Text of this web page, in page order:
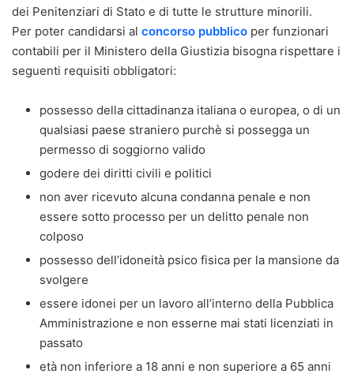
dei Penitenziari di Stato e di tutte le strutture minorili.
Per poter candidarsi al concorso pubblico per funzionari
contabili per il Ministero della Giustizia bisogna rispettare i
seguenti requisiti obbligatori:
possesso della cittadinanza italiana o europea, o di un
qualsiasi paese straniero purchè si possegga un
permesso di soggiorno valido
godere dei diritti civili e politici
non aver ricevuto alcuna condanna penale e non
essere sotto processo per un delitto penale non
colposo
possesso dell’idoneità psico fisica per la mansione da
svolgere
essere idonei per un lavoro all’interno della Pubblica
Amministrazione e non esserne mai stati licenziati in
passato
età non inferiore a 18 anni e non superiore a 65 anni